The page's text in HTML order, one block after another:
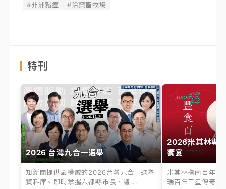
#非洲豬瘟 #洽興畜牧場
特刊
2026 台灣九合一選舉
知新聞提供最權威的2026台灣九合一選舉
資料庫。即時掌握六都縣市長、議...
2026米其林專
饗宴
米其林指南百年之
瑞百年三星傳奇、